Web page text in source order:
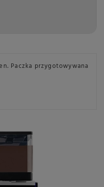
Paczka przygotowywana